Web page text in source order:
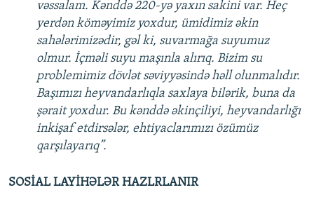
vəssalam. Kənddə 220-yə yaxın sakini var. Heç
yerdən köməyimiz yoxdur, ümidimiz əkin
sahələrimizədir, gəl ki, suvarmağa suyumuz
olmur. İçməli suyu maşınla alırıq. Bizim su
problemimiz dövlət səviyyəsində həll olunmalıdır.
Başımızı heyvandarlıqla saxlaya bilərik, buna da
şərait yoxdur. Bu kənddə əkinçiliyi, heyvandarlığı
inkişaf etdirsələr, ehtiyaclarımızı özümüz
qarşılayarıq”.
SOSİAL LAYİHƏLƏR HAZLRLANIR